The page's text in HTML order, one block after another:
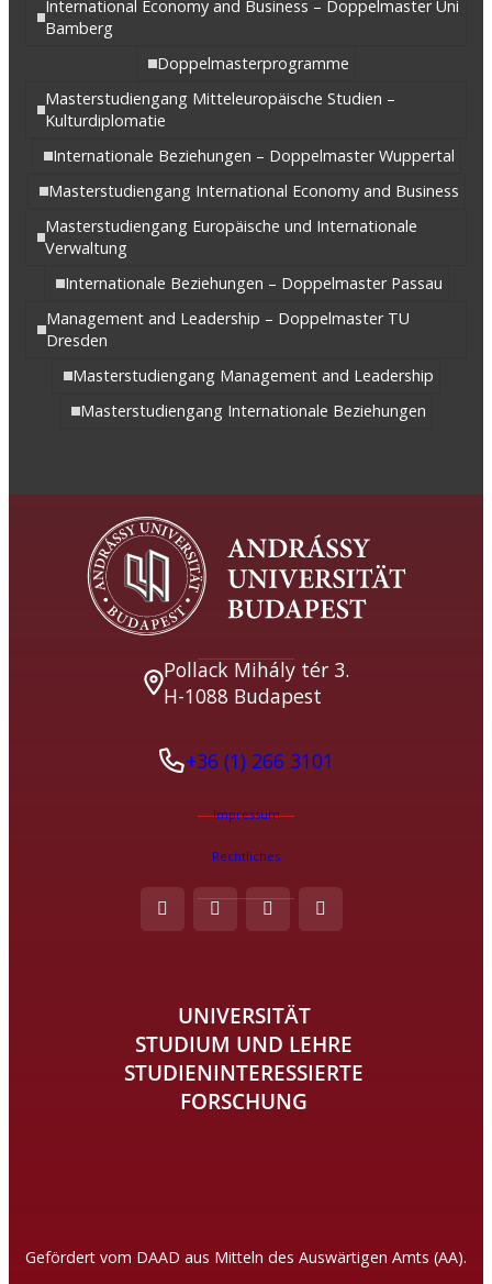
International Economy and Business – Doppelmaster Uni
Bamberg
Doppelmasterprogramme
Masterstudiengang Mitteleuropäische Studien –
Kulturdiplomatie
Internationale Beziehungen – Doppelmaster Wuppertal
Masterstudiengang International Economy and Business
Masterstudiengang Europäische und Internationale
Verwaltung
Internationale Beziehungen – Doppelmaster Passau
Management and Leadership – Doppelmaster TU
Dresden
Masterstudiengang Management and Leadership
Masterstudiengang Internationale Beziehungen
Pollack Mihály tér 3.
H-1088 Budapest
+36 (1) 266 3101
Impressum
Rechtliches
UNIVERSITÄT
STUDIUM UND LEHRE
STUDIENINTERESSIERTE
FORSCHUNG
Gefördert vom DAAD aus Mitteln des Auswärtigen Amts (AA).